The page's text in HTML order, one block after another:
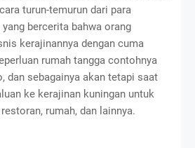
turun-temurun dari para
bercerita bahwa orang
kerajinannya dengan cuma
rumah tangga contohnya
dan sebagainya akan tetapi saat
ke kerajinan kuningan untuk
rumah, dan lainnya.